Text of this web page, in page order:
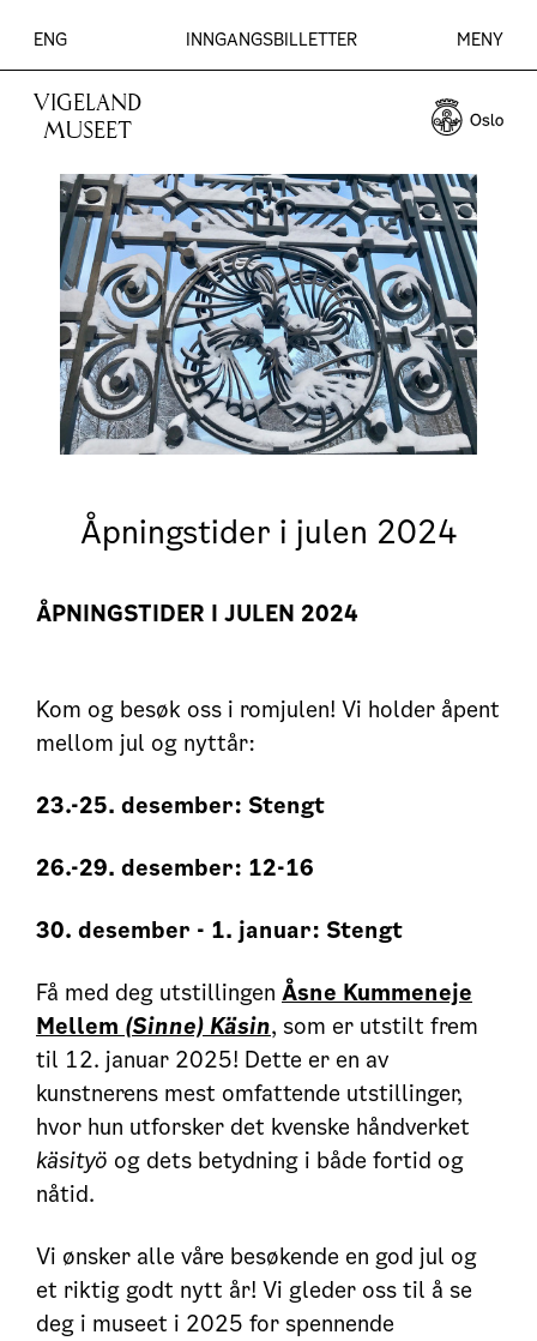
VIGELAND
MUSEET
INNGANGSBILLETTER
ENG MENY
Åpningstider i julen 2024
ÅPNINGSTIDER I JULEN 2024
Kom og besøk oss i romjulen! Vi holder åpent
mellom jul og nyttår:
23.-25. desember: Stengt
26.-29. desember: 12-16
30. desember - 1. januar: Stengt
Få med deg utstillingen Åsne Kummeneje
Mellem (Sinne) Käsin, som er utstilt frem
til 12. januar 2025! Dette er en av
kunstnerens mest omfattende utstillinger,
hvor hun utforsker det kvenske håndverket
käsityö og dets betydning i både fortid og
nåtid.
Vi ønsker alle våre besøkende en god jul og
et riktig godt nytt år! Vi gleder oss til å se
deg i museet i 2025 for spennende